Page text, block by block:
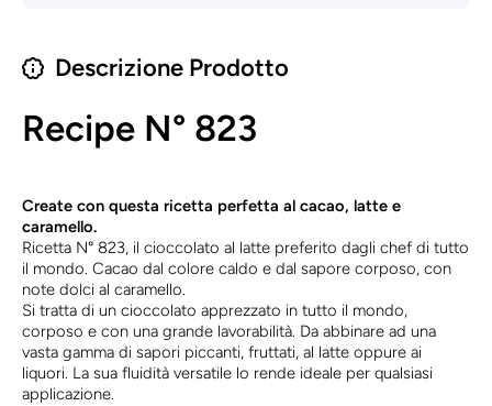
Descrizione Prodotto
Recipe N° 823
Create con questa ricetta perfetta al cacao, latte e
caramello.
Ricetta N° 823, il cioccolato al latte preferito dagli chef di tutto
il mondo. Cacao dal colore caldo e dal sapore corposo, con
note dolci al caramello.
Si tratta di un cioccolato apprezzato in tutto il mondo,
corposo e con una grande lavorabilità. Da abbinare ad una
vasta gamma di sapori piccanti, fruttati, al latte oppure ai
liquori. La sua fluidità versatile lo rende ideale per qualsiasi
applicazione.